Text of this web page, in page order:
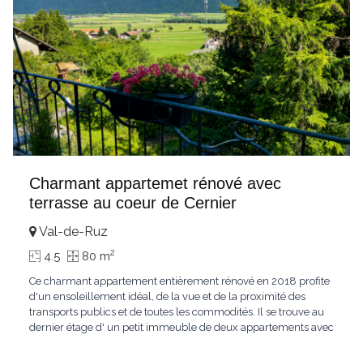
Charmant appartemet rénové avec
terrasse au coeur de Cernier
Val-de-Ruz
4.5 80 m2
Ce charmant appartement entièrement rénové en 2018 profite
d'un ensoleillement idéal, de la vue et de la proximité des
transports publics et de toutes les commodités. Il se trouve au
dernier étage d' un petit immeuble de deux appartements avec